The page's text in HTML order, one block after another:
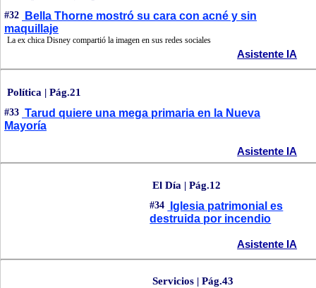
#32
Bella Thorne mostró su cara con acné y sin
maquillaje
La ex chica Disney compartió la imagen en sus redes sociales
Asistente IA
Política | Pág.21
#33 Tarud quiere una mega primaria en la Nueva
Mayoría
Asistente IA
El Día | Pág.12
#34
Iglesia patrimonial es
destruida por incendio
Asistente IA
Servicios | Pág.43